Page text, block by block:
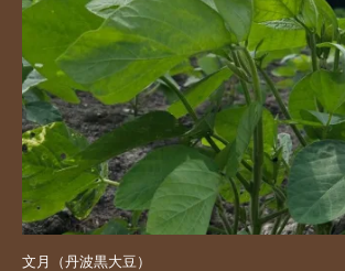
文月（丹波黒大豆）